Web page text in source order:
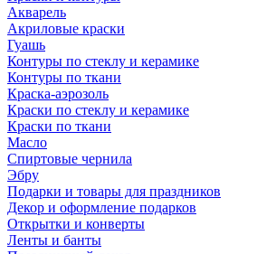
Акварель
Акриловые краски
Гуашь
Контуры по стеклу и керамике
Контуры по ткани
Краска-аэрозоль
Краски по стеклу и керамике
Краски по ткани
Масло
Спиртовые чернила
Эбру
Подарки и товары для праздников
Декор и оформление подарков
Открытки и конверты
Ленты и банты